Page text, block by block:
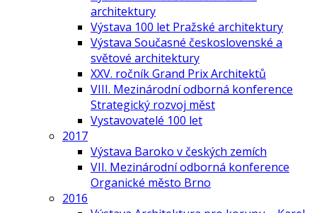
architektury
Výstava 100 let Pražské architektury
Výstava Současné československé a
světové architektury
XXV. ročník Grand Prix Architektů
VIII. Mezinárodní odborná konference
Strategický rozvoj měst
Vystavovatelé 100 let
2017
Výstava Baroko v českých zemích
VII. Mezinárodní odborná konference
Organické město Brno
2016